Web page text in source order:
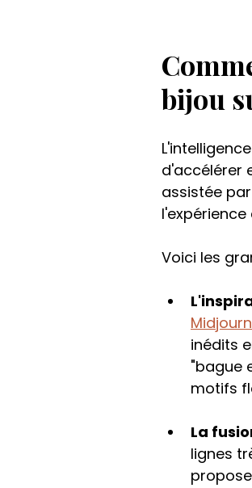
bijou
d'accélérer
assistée
l'expérience
Voici les
inédits
"bague
motifs
La
lignes